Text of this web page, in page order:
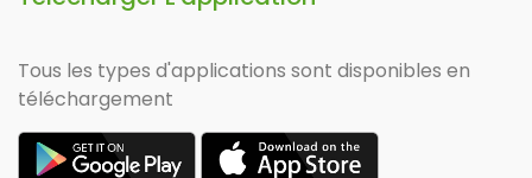
Tous les types d'applications sont disponibles en
téléchargement